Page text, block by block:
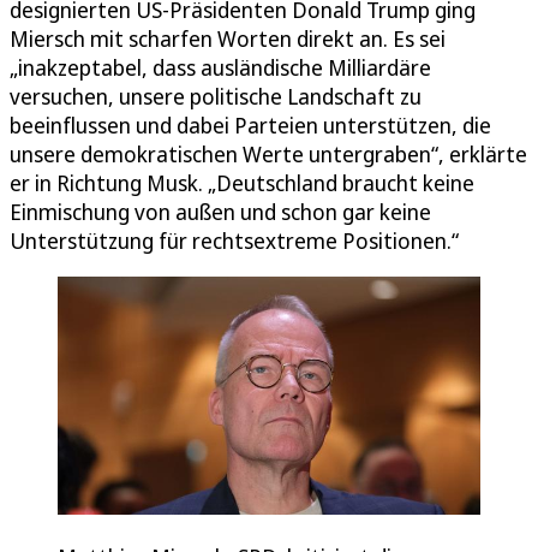
designierten US-Präsidenten Donald Trump ging
Miersch mit scharfen Worten direkt an. Es sei
„inakzeptabel, dass ausländische Milliardäre
versuchen, unsere politische Landschaft zu
beeinflussen und dabei Parteien unterstützen, die
unsere demokratischen Werte untergraben“, erklärte
er in Richtung Musk. „Deutschland braucht keine
Einmischung von außen und schon gar keine
Unterstützung für rechtsextreme Positionen.“